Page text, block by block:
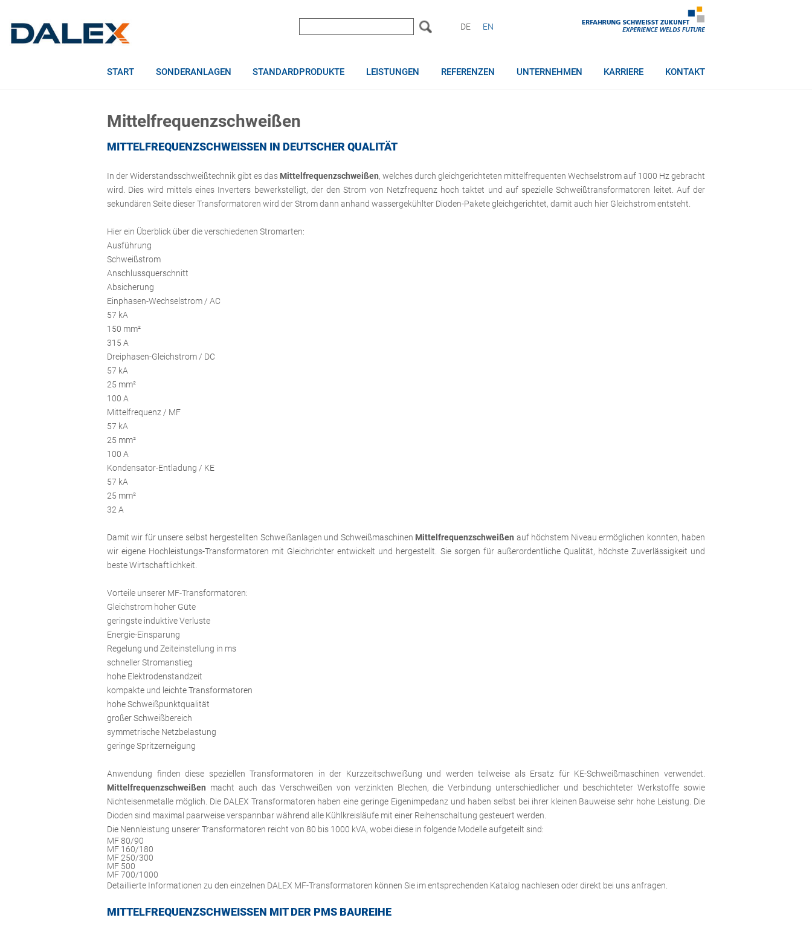
DE EN
START SONDERANLAGEN STANDARDPRODUKTE LEISTUNGEN REFERENZEN UNTERNEHMEN KARRIERE KONTAKT
Mittelfrequenzschweißen
MITTELFREQUENZSCHWEISSEN IN DEUTSCHER QUALITÄT
In der Widerstandsschweißtechnik gibt es das Mittelfrequenzschweißen, welches durch gleichgerichteten mittelfrequenten Wechselstrom auf 1000 Hz gebracht
wird. Dies wird mittels eines Inverters bewerkstelligt, der den Strom von Netzfrequenz hoch taktet und auf spezielleSchweißtransformatoren leitet. Auf der
sekundären Seite dieser Transformatoren wird der Strom dann anhand wassergekühlter Dioden-Pakete gleichgerichtet, damit auch hier Gleichstrom entsteht.
Hier ein Überblick über die verschiedenen Stromarten:
Ausführung
Schweißstrom
Anschlussquerschnitt
Absicherung
Einphasen-Wechselstrom / AC
57 kA
150 mm²
315 A
Dreiphasen-Gleichstrom / DC
57 kA
25 mm²
100 A
Mittelfrequenz / MF
57 kA
25 mm²
100 A
Kondensator-Entladung / KE
57 kA
25 mm²
32 A
Damit wir für unsere selbst hergestellten Schweißanlagen und Schweißmaschinen Mittelfrequenzschweißen auf höchstem Niveau ermöglichen konnten, haben
wir eigene Hochleistungs-Transformatoren mit Gleichrichter entwickelt und hergestellt. Sie sorgen für außerordentliche Qualität, höchste Zuverlässigkeit und
beste Wirtschaftlichkeit.
Vorteile unserer MF-Transformatoren:
Gleichstrom hoher Güte
geringste induktive Verluste
Energie-Einsparung
Regelung und Zeiteinstellung in ms
schneller Stromanstieg
hohe Elektrodenstandzeit
kompakte und leichte Transformatoren
hohe Schweißpunktqualität
großer Schweißbereich
symmetrische Netzbelastung
geringe Spritzerneigung
Anwendung finden diese speziellen Transformatoren in der Kurzzeitschweißung und werden teilweise als Ersatz für KE-Schweißmaschinen verwendet.
Mittelfrequenzschweißen macht auch das Verschweißen von verzinkten Blechen, die Verbindung unterschiedlicher und beschichteter Werkstoffe sowie
Nichteisenmetalle möglich. Die DALEX Transformatoren haben eine geringe Eigenimpedanz und haben selbst bei ihrer kleinen Bauweise sehr hohe Leistung. Die
Dioden sind maximal paarweise verspannbar während alle Kühlkreisläufe mit einer Reihenschaltung gesteuert werden.
Die Nennleistung unserer Transformatoren reicht von 80 bis 1000 kVA, wobei diese in folgende Modelle aufgeteilt sind:
MF 80/90
MF 160/180
MF 250/300
MF 500
MF 700/1000
Detaillierte Informationen zu den einzelnen DALEX MF-Transformatoren können Sie im entsprechenden Katalog nachlesen oder direkt bei uns anfragen.
MITTELFREQUENZSCHWEISSEN MIT DER PMS BAUREIHE